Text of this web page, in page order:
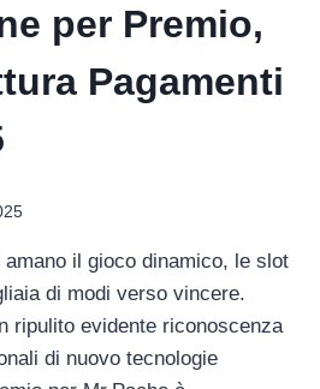
ท์
per Premio,
Pagamenti
il gioco dinamico, le slot
di modi verso vincere.
ripulito evidente riconoscenza
di nuovo tecnologie